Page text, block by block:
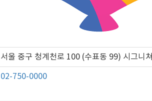
서울 중구 청계천로 100 (수표동 99) 시그니
02-750-0000